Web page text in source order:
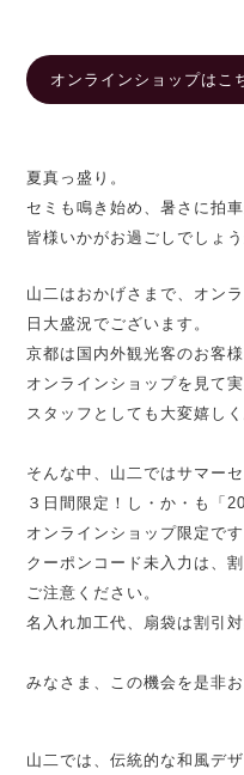
オンラインショップはこ
夏真っ盛り。
セミも鳴き始め、暑さに拍
皆様いかがお過ごしでしょう
山二はおかげさまで、オン
日大盛況でございます。
京都は国内外観光客のお客
オンラインショップを見て
スタッフとしても大変嬉し
そんな中、山二ではサマー
３日間限定！し・か・も「
オンラインショップ限定で
クーポンコード未入力は、
ご注意ください。
名入れ加工代、扇袋は割引
みなさま、この機会を是非
山二では、伝統的な和風デ